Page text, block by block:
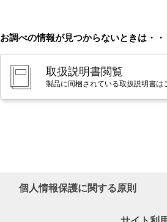
お調べの情報が見つからないときは・・
取扱説明書閲覧
製品に同梱されている取扱説明書は
個人情報保護に関する原則